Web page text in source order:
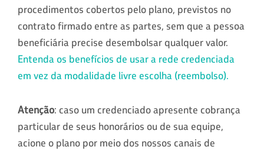
procedimentos cobertos pelo plano, previstos no
contrato firmado entre as partes, sem que a pessoa
beneficiária precise desembolsar qualquer valor.
Entenda os benefícios de usar a rede credenciada
em vez da modalidade livre escolha (reembolso).
Atenção: caso um credenciado apresente cobrança
particular de seus honorários ou de sua equipe,
acione o plano por meio dos nossos canais de